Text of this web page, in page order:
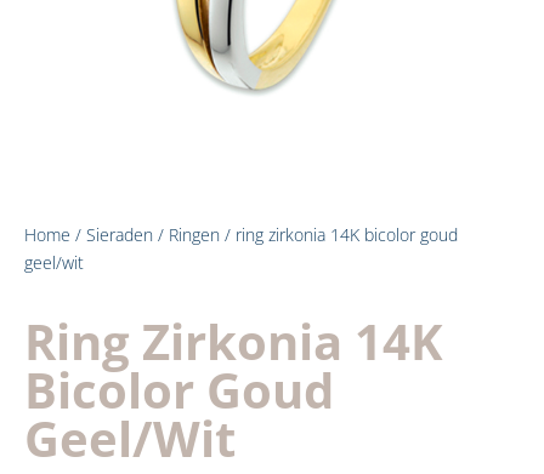
Home / Sieraden / Ringen / ring zirkonia 14K bicolor goud
geel/wit
Ring Zirkonia 14K
Bicolor Goud
Geel/wit